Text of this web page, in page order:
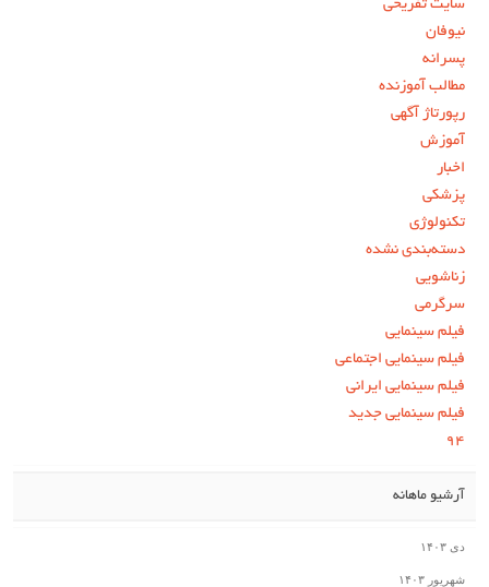
سایت تفریحی
نیوفان
پسرانه
مطالب آموزنده
رپورتاژ آگهی
آموزش
اخبار
پزشکی
تکنولوژی
دسته‌بندی نشده
زناشویی
سرگرمی
فیلم سینمایی
فیلم سینمایی اجتماعی
فیلم سینمایی ایرانی
فیلم سینمایی جدید
۹۴
آرشیو ماهانه
دی ۱۴۰۳
شهریور ۱۴۰۳